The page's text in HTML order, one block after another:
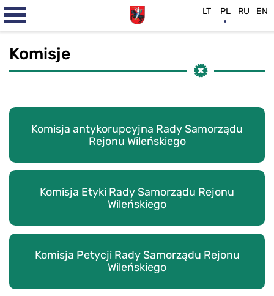
Komisje
Komisja antykorupcyjna Rady Samorządu
Rejonu Wileńskiego
Komisja Etyki Rady Samorządu Rejonu
Wileńskiego
Komisja Petycji Rady Samorządu Rejonu
Wileńskiego
LT PL RU EN